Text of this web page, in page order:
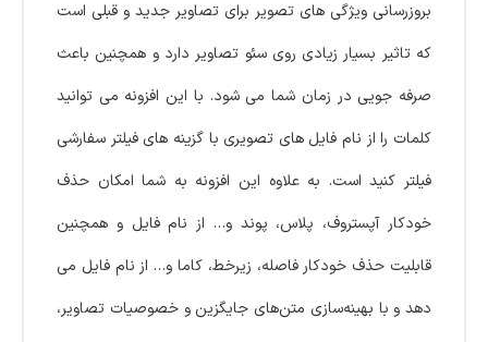
بروزرسانی ویژگی های تصویر برای تصاویر جدید و قبلی است
که تاثیر بسیار زیادی روی سئو تصاویر دارد و همچنین باعث
صرفه جویی در زمان شما می شود. با این افزونه می توانید
کلمات را از نام فایل های تصویری با گزینه های فیلتر سفارشی
فیلتر کنید است. به علاوه این افزونه به شما امکان حذف
خودکار آپستروف، پلاس، پوند و… از نام فایل و همچنین
قابلیت حذف خودکار فاصله، زیرخط، کاما و… از نام فایل می
دهد و با بهینه‌سازی متن‌های جایگزین و خصوصیات تصاویر،